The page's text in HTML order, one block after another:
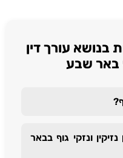
בנושא עורך דין
באר שבע
ונזקי גוף בבאר